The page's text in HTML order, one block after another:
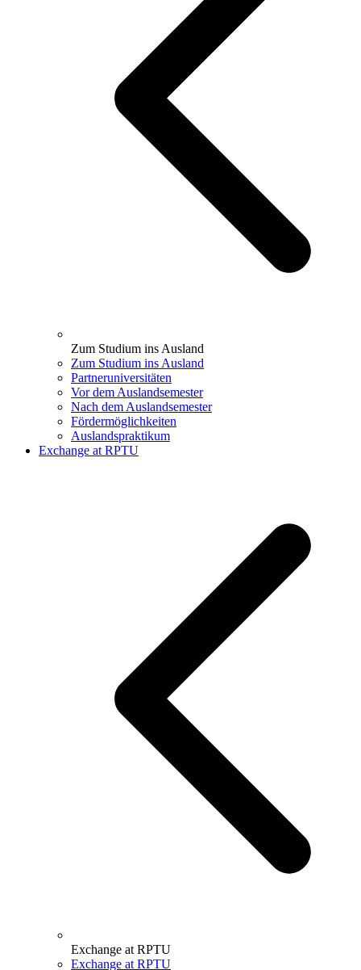
Zum Studium ins Ausland
Zum Studium ins Ausland
Partneruniversitäten
Vor dem Auslandsemester
Nach dem Auslandsemester
Fördermöglichkeiten
Auslandspraktikum
Exchange at RPTU
Exchange at RPTU
Exchange at RPTU